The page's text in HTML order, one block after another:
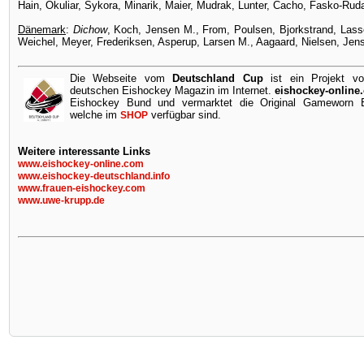
Hain, Okuliar, Sykora, Minarik, Maier, Mudrak, Lunter, Cacho, Fasko-
Dänemark: Dichow, Koch, Jensen M., From, Poulsen, Bjorkstrand,
Weichel, Meyer, Frederiksen, Asperup, Larsen M., Aagaard, Nielsen,
Die Webseite vom Deutschland Cupist ein Projekt
deutschen Eishockey Magazin im Internet. eishockey-
Eishockey Bund und vermarktet die Original Gameworn
welche im SHOP verfügbar sind.
Weitere interessante Links
www.eishockey-online.com
www.eishockey-deutschland.info
www.frauen-eishockey.com
www.uwe-krupp.de